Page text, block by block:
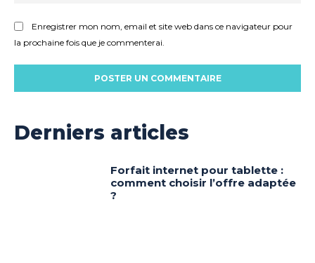
Enregistrer mon nom, email et site web dans ce navigateur pour
la prochaine fois que je commenterai.
Derniers articles
Forfait internet pour tablette :
comment choisir l’offre adaptée
?